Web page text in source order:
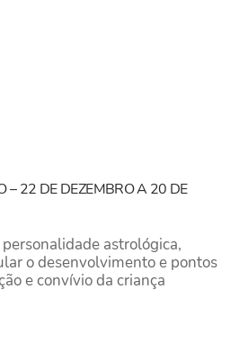
– 22 DE DEZEMBRO A 20 DE
astrológica,
o desenvolvimento e pontos
e convívio da criança